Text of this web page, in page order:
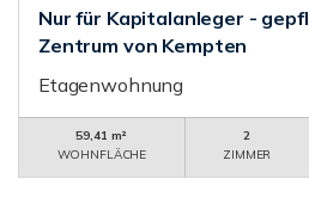
Nur für Kapitalanleger -
Zentrum von Kempten
Etagenwohnung
59,41 m²
WOHNFLÄCHE
2
ZIMMER